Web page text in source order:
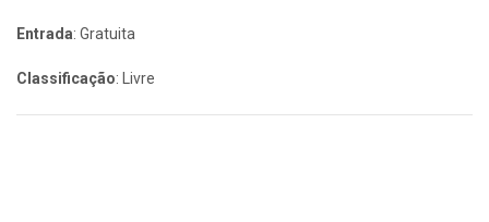
Entrada: Gratuita
Classificação: Livre